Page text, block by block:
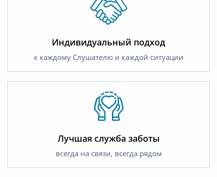
Индивидуальный подход
к каждому Слушателю и каждой ситуации
Лучшая служба заботы
всегда на связи, всегда рядом